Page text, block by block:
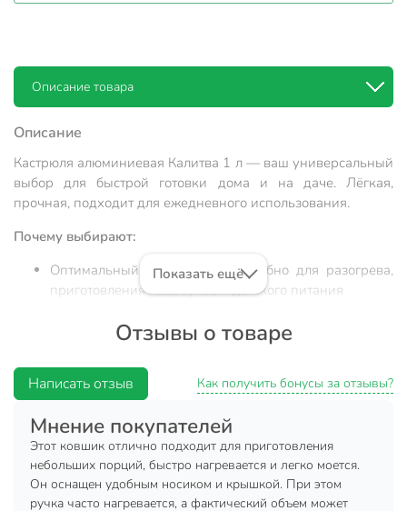
Описание товара
Описание
Кастрюля алюминиевая Калитва 1 л — ваш универсальный
выбор для быстрой готовки дома и на даче. Лёгкая,
прочная, подходит для ежедневного использования.
Почему выбирают:
Оптимальный объём 1 л — удобно для разогрева,
приготовления каш, супов и детского питания
быстрый нагрев, толщина стенок 1,2 мм для
Удобна для дома, дачи, кемпинга, в подарок —
компактная, подходит для газовых, электрических и
стеклокерамических плит
Кастрюля алюминиевая Калитва 1 л — это идеальное
решение для тех, кто ищет недорогую посуду для дачи или
компактной кухни. Благодаря цельному алюминиевому
Показать ещё
Отзывы о товаре
Написать отзыв Как получить бонусы за отзывы?
Мнение покупателей
Этот ковшик отлично подходит для приготовления
небольших порций, быстро нагревается и легко моется.
Он оснащен удобным носиком и крышкой. При этом
ручка часто нагревается, а фактический объем может